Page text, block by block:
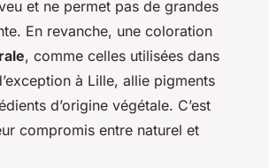
et ne permet pas de grandes
En revanche, une coloration
, comme celles utilisées dans
à Lille, allie pigments
d’origine végétale. C’est
compromis entre naturel et